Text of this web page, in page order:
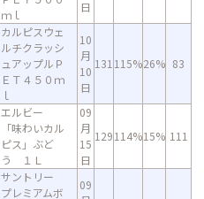
ｍｌ
日
カルピスウェ
ルチクラッシ
ュアップルＰ
ＥＴ４５０ｍ
ｌ
10
月
10
日
131 115%26% 83
エルビー
「味わいカル
ピス」ぶど
う １Ｌ
09
月
15
日
129114%15% 111
サントリー
プレミアムボ
09